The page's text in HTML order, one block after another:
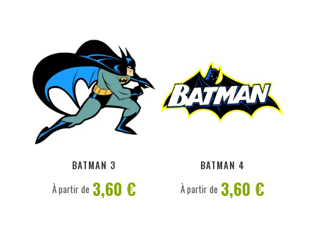
BATMAN 3
À partir de 3,60 €
BATMAN 4
À partir de 3,60 €